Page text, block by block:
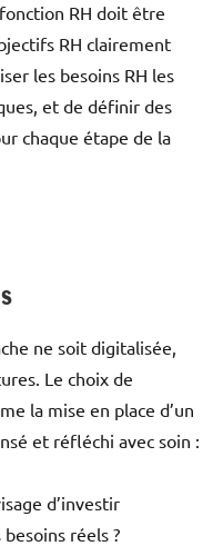
RH doit être
RH clairement
les besoins RH les
et de définir des
chaque étape de la
ne soit digitalisée,
Le choix de
la mise en place d’un
et réfléchi avec soin :
d’investir
réels ?